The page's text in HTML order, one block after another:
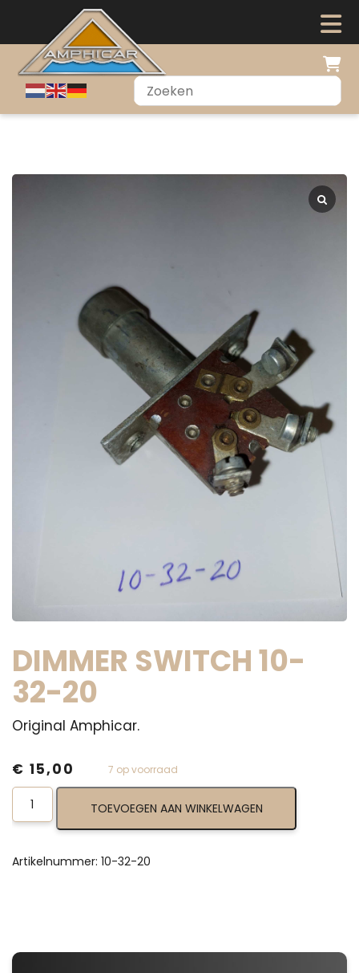
DIMMER SWITCH 10-
32-20
Original Amphicar.
7 op voorraad
€ 15,00
Dimmer
Switch
10-
20
TOEVOEGEN AAN WINKELWAGEN
Artikelnummer: 10-32-20